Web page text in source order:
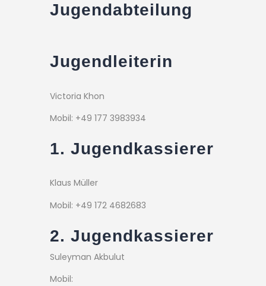
Jugendabteilung
Jugendleiterin
Victoria Khon
Mobil: +49 177 3983934
1. Jugendkassierer
Klaus Müller
Mobil: +49 172 4682683
2. Jugendkassierer
Suleyman Akbulut
Mobil: